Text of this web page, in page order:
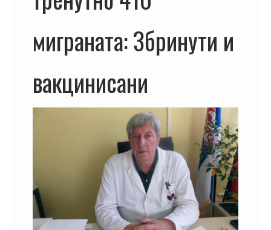
миграната: Збринути и
вакцинисани